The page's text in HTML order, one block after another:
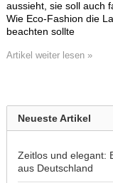
aussieht, sie soll auch
Wie Eco-Fashion die
beachten sollte
Artikel weiter lesen »
Neueste Artikel
Zeitlos und elegant:
aus Deutschland